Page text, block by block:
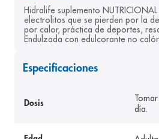
Hidralife suplemento
electrolitos que se pierden por la
por calor, práctica de deportes,
Endulzada con edulcorante no
Especificaciones
Dosis
día.
8 pediasure
9. panolini